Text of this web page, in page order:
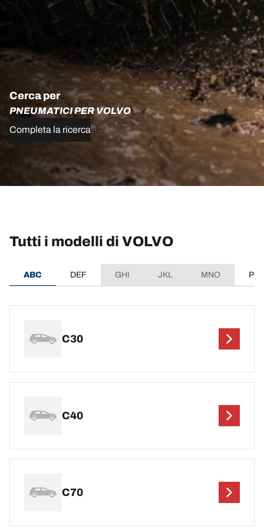
Cerca per
PNEUMATICI PER VOLVO
Completa la ricerca
Tutti i modelli di VOLVO
ABC DEF GHI JKL MNO
C30
C40
C70